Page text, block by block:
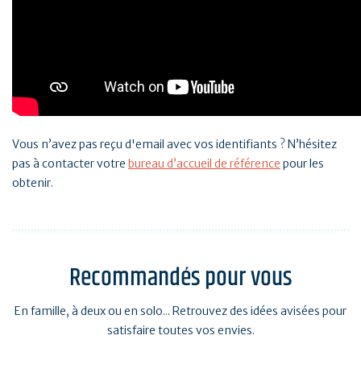
Vous n’avez pas reçu d'email avec vos identifiants ? N’hésitez
pas à contacter votre bureau d’accueil de référence pour les
obtenir.
Recommandés pour vous
En famille, à deux ou en solo... Retrouvez des idées avisées pour
satisfaire toutes vos envies.